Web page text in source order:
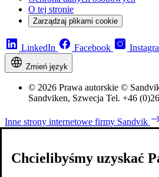
O tej stronie
Zarządzaj plikami cookie
LinkedIn Facebook
Zmień język
© 2026 Prawa autorskie ©
Sandviken, Szwecja Tel. +46
Inne strony internetowe firmy Sandvik
Chcielibyśmy uzyskać